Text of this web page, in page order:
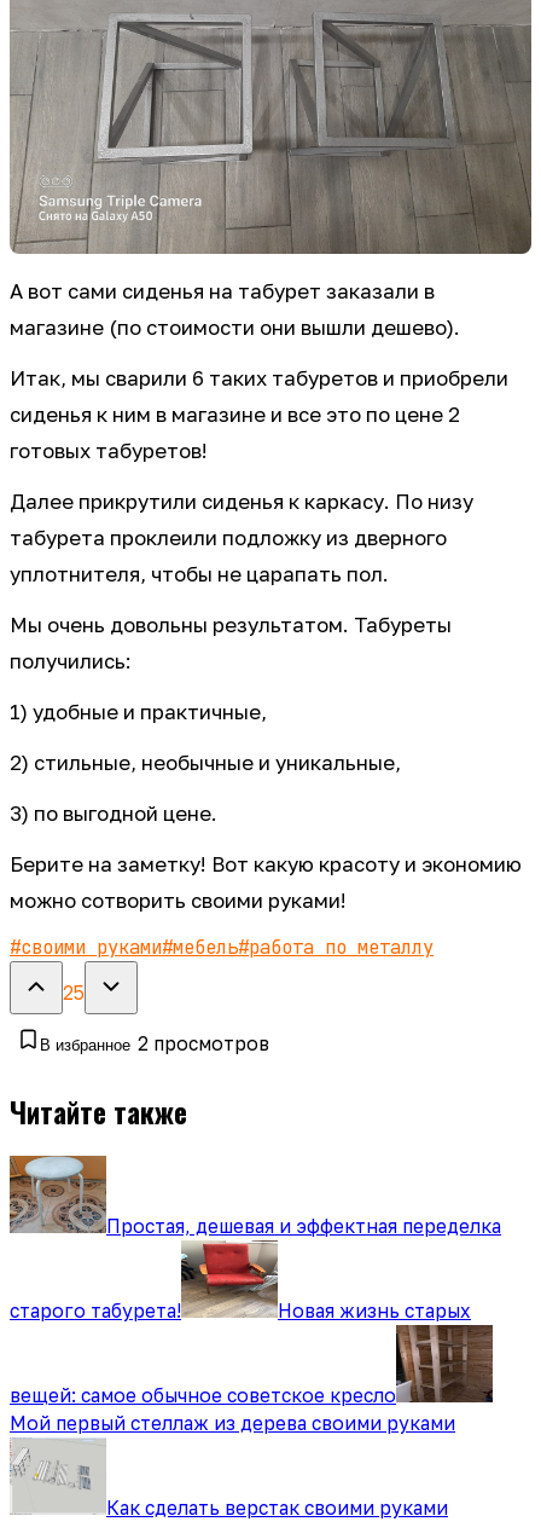
А вот сами сиденья на табурет заказали в
магазине (по стоимости они вышли дешево).
Итак, мы сварили 6 таких табуретов и приобрели
сиденья к ним в магазине и все это по цене 2
готовых табуретов!
Далее прикрутили сиденья к каркасу. По низу
табурета проклеили подложку из дверного
уплотнителя, чтобы не царапать пол.
Мы очень довольны результатом. Табуреты
получились:
1) удобные и практичные,
2) стильные, необычные и уникальные,
3) по выгодной цене.
Берите на заметку! Вот какую красоту и экономию
можно сотворить своими руками!
#своими руками#мебель#работа по металлу
25
В избранное 2 просмотров
Читайте также
Простая, дешевая и эффектная переделка
старого табурета! Новая жизнь старых
вещей: самое обычное советское кресло
Мой первый стеллаж из дерева своими руками
Как сделать верстак своими руками